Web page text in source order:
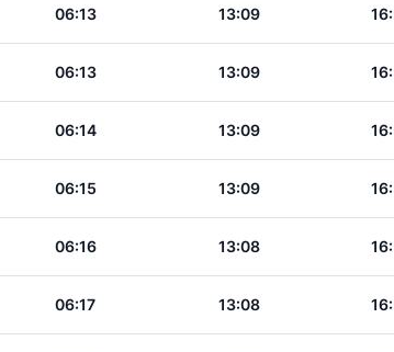
06:13 13:09
06:13 13:09
06:14 13:09
06:15 13:09
06:16 13:08
06:17 13:08